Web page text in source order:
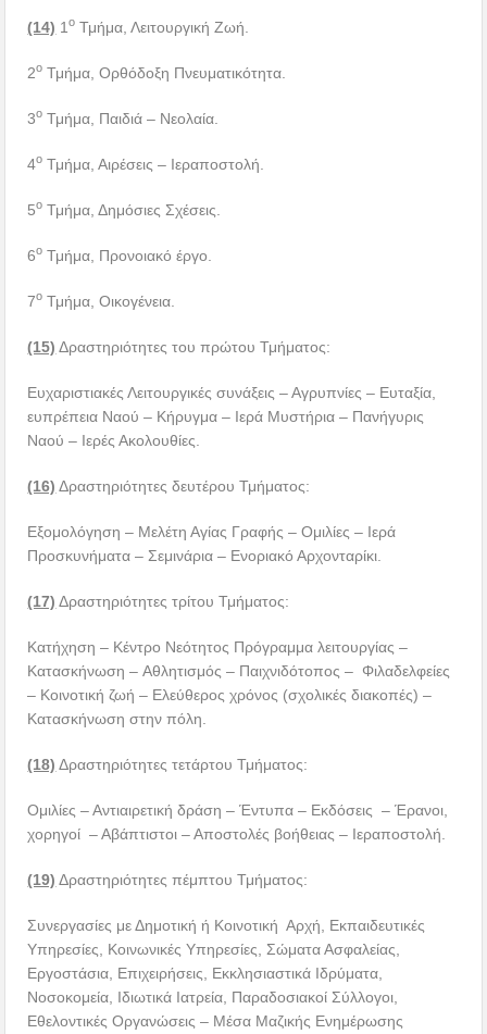
(14) 1ο Τμήμα, Λειτουργική Ζωή.
2ο Τμήμα, Ορθόδοξη Πνευματικότητα.
3ο Τμήμα, Παιδιά – Νεολαία.
4ο Τμήμα, Αιρέσεις – Ιεραποστολή.
5ο Τμήμα, Δημόσιες Σχέσεις.
6ο Τμήμα, Προνοιακό έργο.
7ο Τμήμα, Οικογένεια.
(15) Δραστηριότητες του πρώτου Τμήματος:
Ευχαριστιακές Λειτουργικές συνάξεις – Αγρυπνίες – Ευταξία,
ευπρέπεια Ναού – Kήρυγμα – Iερά Mυστήρια – Πανήγυρις
Ναού – Ιερές Ακολουθίες.
(16) Δραστηριότητες δευτέρου Τμήματος:
Εξομολόγηση – Μελέτη Αγίας Γραφής – Ομιλίες – Ιερά
Προσκυνήματα – Σεμινάρια – Ενοριακό Αρχονταρίκι.
(17) Δραστηριότητες τρίτου Τμήματος:
Κατήχηση – Kέντρο Nεότητος Πρόγραμμα λειτουργίας –
Kατασκήνωση – Aθλητισμός – Παιχνιδότοπος – Φιλαδελφείες
– Κοινοτική ζωή – Ελεύθερος χρόνος (σχολικές διακοπές) –
Κατασκήνωση στην πόλη.
(18) Δραστηριότητες τετάρτου Τμήματος:
Ομιλίες – Αντιαιρετική δράση – Έντυπα – Εκδόσεις – Έρανοι,
χορηγοί – Αβάπτιστοι – Αποστολές βοήθειας – Ιεραποστολή.
(19) Δραστηριότητες πέμπτου Τμήματος:
Συνεργασίες με Δημοτική ή Κοινοτική Αρχή, Εκπαιδευτικές
Υπηρεσίες, Κοινωνικές Υπηρεσίες, Σώματα Ασφαλείας,
Εργοστάσια, Επιχειρήσεις, Εκκλησιαστικά Ιδρύματα,
Νοσοκομεία, Ιδιωτικά Ιατρεία, Παραδοσιακοί Σύλλογοι,
Εθελοντικές Οργανώσεις – Mέσα Mαζικής Eνημέρωσης